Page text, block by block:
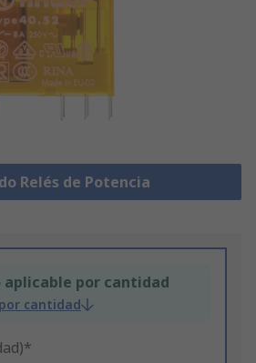
Relés de Potencia
aplicable por cantidad
cantidad